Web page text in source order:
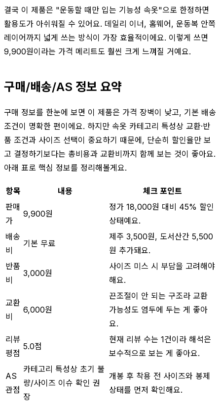
결국 이 제품은 "운동할 때만 입는 기능성 속옷"으로 한정하면
활용도가 아쉬워질 수 있어요. 데일리 이너, 홈웨어, 운동복 안쪽
레이어까지 넓게 쓰는 방식이 가장 효율적이에요. 이렇게 쓰면
9,900원이라는 가격 메리트도 훨씬 크게 느껴질 거예요.
구매/배송/AS 정보 요약
구매 정보를 한눈에 보면 이 제품은 가격 장벽이 낮고, 기본 배송
조건이 명확한 편이에요. 하지만 속옷 카테고리 특성상 교환·반
품 조건과 사이즈 선택이 중요하기 때문에, 단순히 할인율만 보
고 결정하기보다는 총비용과 교환비까지 함께 보는 것이 좋아요.
아래 표로 핵심 정보를 정리해볼게요.
항목 내용
체크 포인트
판매
가
9,900원
정가 18,000원 대비 45% 할인
상태예요.
배송
비
기본 무료
제주 3,500원, 도서산간 5,500
원 추가돼요.
반품
비
3,000원
사이즈 미스 시 부담을 고려해야
해요.
교환
비
6,000원
끈조절이 안 되는 구조라 교환
가능성도 염두에 두는 게 좋아
요.
리뷰
평점
5.0점
현재 리뷰 수는 1건이라 해석은
보수적으로 보는 게 좋아요.
AS
관점
카테고리 특성상 초기 불
량/사이즈 이슈 확인 권
장
개봉 후 착용 전 사이즈와 봉제
상태를 먼저 확인해요.